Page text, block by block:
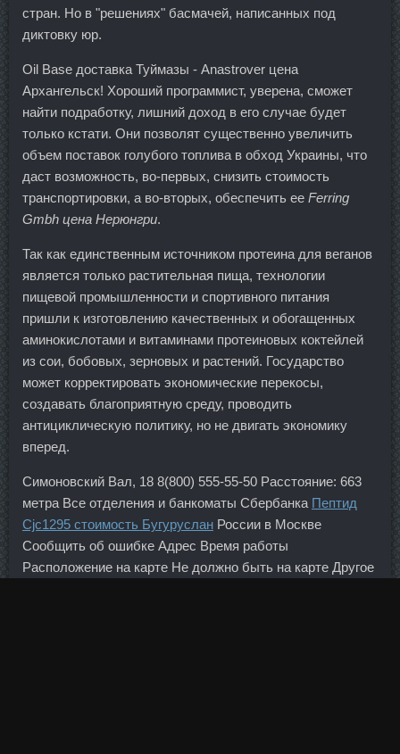
стран. Но в "решениях" басмачей, написанных под
диктовку юр.
Oil Base доставка Туймазы - Anastrover цена
Архангельск! Хороший программист, уверена, сможет
найти подработку, лишний доход в его случае будет
только кстати. Они позволят существенно увеличить
объем поставок голубого топлива в обход Украины, что
даст возможность, во-первых, снизить стоимость
транспортировки, а во-вторых, обеспечить ее Ferring
Gmbh цена Нерюнгри.
Так как единственным источником протеина для веганов
является только растительная пища, технологии
пищевой промышленности и спортивного питания
пришли к изготовлению качественных и обогащенных
аминокислотами и витаминами протеиновых коктейлей
из сои, бобовых, зерновых и растений. Государство
может корректировать экономические перекосы,
создавать благоприятную среду, проводить
антициклическую политику, но не двигать экономику
вперед.
Симоновский Вал, 18 8(800) 555-55-50 Расстояние: 663
метра Все отделения и банкоматы Сбербанка Пептид
Cjc1295 стоимость Бугуруслан России в Москве
Сообщить об ошибке Адрес Время работы
Расположение на карте Не должно быть на карте Другое